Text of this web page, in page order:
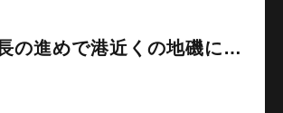
の進めで港近くの地磯に…